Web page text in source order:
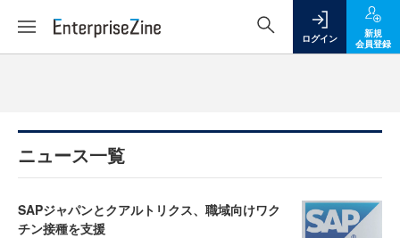
ログイン
新規
会員登録
ニュース一覧
SAPジャパンとクアルトリクス、職域向けワク
チン接種を支援